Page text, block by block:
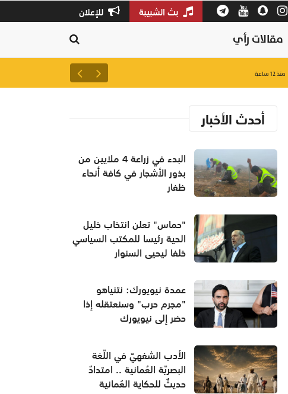
بث الشبيبة للإعلان
مقالات رأي
منذ ١٢ ساعة عمدة نيويورك: نتنياهو
أحدث الأخبار
البدء في زراعة 4 ملايين من
بذور الأشجار في كافة أنحاء
ظفار
"حماس" تعلن انتخاب خليل
الحية رئيسا للمكتب السياسي
خلفا ليحيى السنوار
عمدة نيويورك: نتنياهو
"مجرم حرب" وسنعتقله إذا
حضر إلى نيويورك
الأدب الشفهيّ في اللّغة
البصريّة العُمانية .. امتدادٌ
حديثٌ للحكاية العُمانية